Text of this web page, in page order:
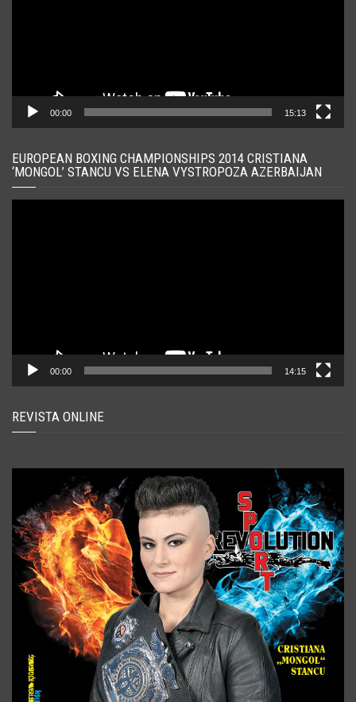
00:00 15:13
EUROPEAN BOXING CHAMPIONSHIPS 2014 CRISTIANA
‘MONGOL’ STANCU VS ELENA VYSTROPOZA AZERBAIJAN
00:00 14:15
REVISTA ONLINE